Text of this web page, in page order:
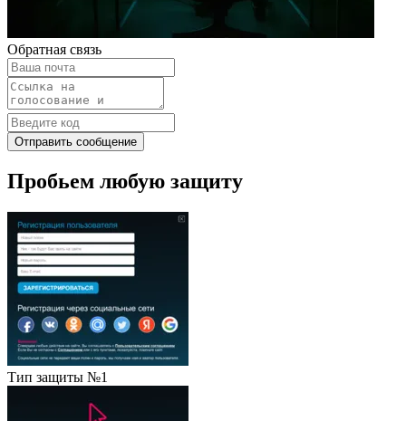
Обратная связь
Отправить сообщение
Пробьем любую защиту
Тип защиты №1